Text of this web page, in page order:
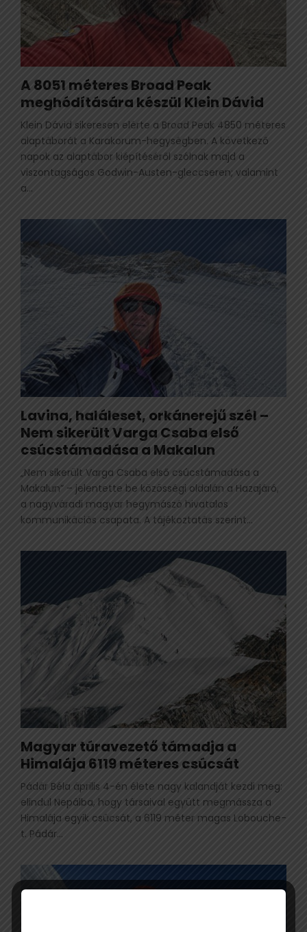
A 8051 méteres Broad Peak
meghódítására készül Klein Dávid
Klein Dávid sikeresen elérte a Broad Peak 4850 méteres
alaptáborát a Karakorum-hegységben. A következő
napok az alaptábor kiépítéséről szólnak majd a
viszontagságos Godwin-Austen-gleccseren; valamint
a...
Lavina, haláleset, orkánerejű szél –
Nem sikerült Varga Csaba első
csúcstámadása a Makalun
„Nem sikerült Varga Csaba első csúcstámadása a
Makalun” – jelentette be közösségi oldalán a Hazajáró,
a nagyváradi magyar hegymászó hivatalos
kommunikációs csapata. A tájékoztatás szerint...
Magyar túravezető támadja a
Himalája 6119 méteres csúcsát
Pádár Béla április 4-én élete nagy kalandját kezdi meg:
elindul Nepálba, hogy társaival együtt megmássza a
Himalája egyik csúcsát, a 6119 méter magas Lobouche-
t. Pádár...